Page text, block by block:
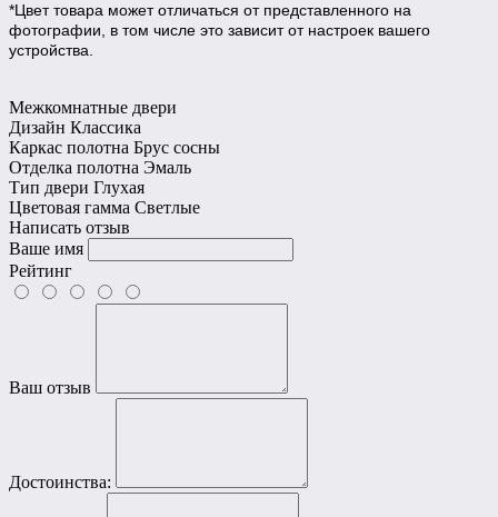
*Цвет товара может отличаться от представленного на
фотографии, в том числе это зависит от настроек вашего
устройства.
Межкомнатные двери
Дизайн Классика
Каркас полотна Брус сосны
Отделка полотна Эмаль
Тип двери Глухая
Цветовая гамма Светлые
Написать отзыв
Ваше имя
Рейтинг
Ваш отзыв
Достоинства: